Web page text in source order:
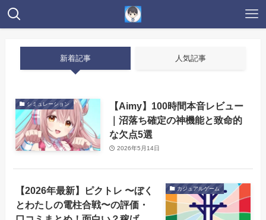
新着記事 人気記事
シミュレーション
【Aimy】100時間本音レビュー
｜沼落ち確定の神機能と致命的
な欠点5選
2026年5月14日
カジュアルゲーム
【2026年最新】ピクトレ 〜ぼく
とわたしの電柱合戦〜の評価・